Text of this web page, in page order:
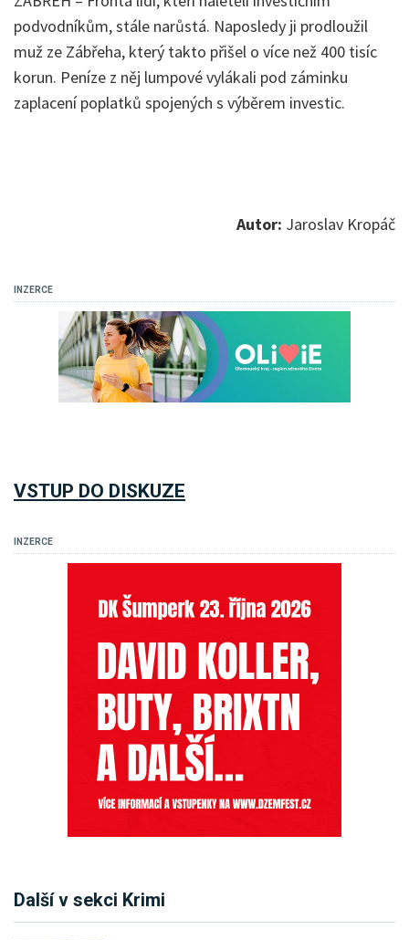
podvodníkům, stále narůstá. Naposledy ji prodloužil
muž ze Zábřeha, který takto přišel o více než 400 tisíc
korun. Peníze z něj lumpové vylákali pod záminku
zaplacení poplatků spojených s výběrem investic.
Autor: Jaroslav Kropáč
INZERCE
VSTUP DO DISKUZE
INZERCE
Další v sekci Krimi